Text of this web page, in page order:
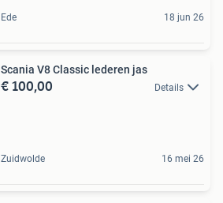
Ede 18 jun 26
Scania V8 Classic lederen jas
€ 100,00 Details
Zuidwolde 16 mei 26